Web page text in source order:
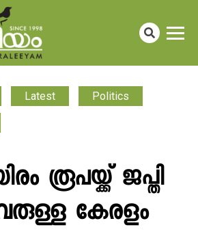
Latest Politics
രൂപയ്ക്ക് ജപ്തി
കേരളം